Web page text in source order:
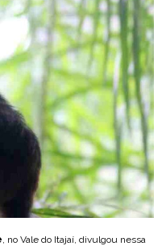
, no Vale do Itajaí, divulgou nessa